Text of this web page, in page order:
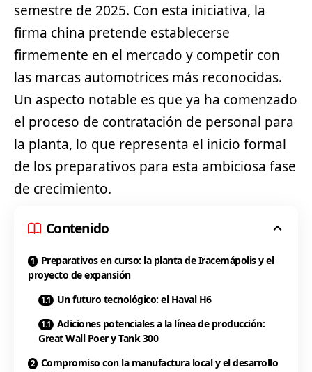
semestre de 2025. Con esta iniciativa, la
firma china pretende establecerse
firmemente en el mercado y competir con
las marcas automotrices más reconocidas.
Un aspecto notable es que ya ha comenzado
el proceso de contratación de personal para
la planta, lo que representa el inicio formal
de los preparativos para esta ambiciosa fase
de crecimiento.
Contenido
Preparativos en curso: la planta de Iracemápolis y el
proyecto de expansión
Un futuro tecnológico: el Haval H6
Adiciones potenciales a la línea de producción:
Great Wall Poer y Tank 300
Compromiso con la manufactura local y el desarrollo